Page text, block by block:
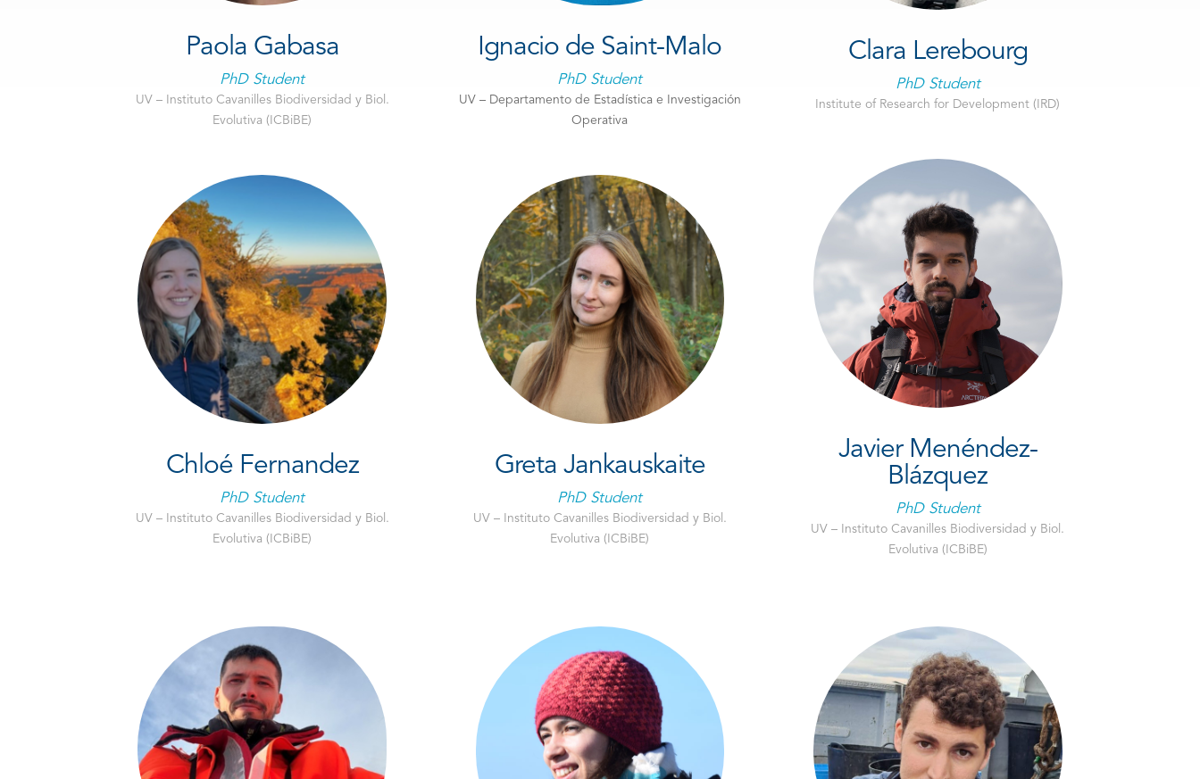
Paola Gabasa
PhD Student
UV – Instituto Cavanilles Biodiversidad y Biol.
Evolutiva (ICBiBE)
Chloé Fernandez
PhD Student
UV – Instituto Cavanilles Biodiversidad y Biol.
Evolutiva (ICBiBE)
Ignacio de Saint-Malo
PhD Student
UV – Departamento de Estadística e Investigación
Operativa
Greta Jankauskaite
PhD Student
UV – Instituto Cavanilles Biodiversidad y Biol.
Evolutiva (ICBiBE)
Clara Lerebourg
PhD Student
Institute of Research for Development (IRD)
Javier Menéndez-
Blázquez
PhD Student
UV – Instituto Cavanilles Biodiversidad y Biol.
Evolutiva (ICBiBE)